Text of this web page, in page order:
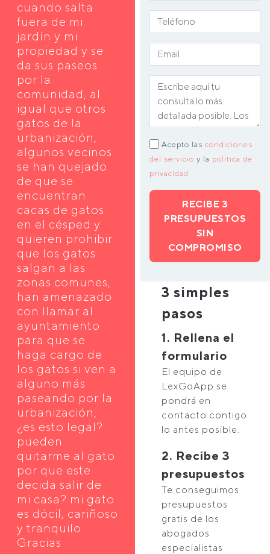
cuando salta
fuera de mi
jardín y mi
propiedad y se
da sus paseos
por la
comunidad, al
igual que otros
gatos de la
urbanización,
algunos vecinos
se han quejado
de que se
encuentran
cacas de gatos
en el césped y
quieren prohibir
que los gatos
salgan a las
zonas comunes,
han amenazado
con llamar al
ayuntamiento
para que se
haga cargo de
los gatos si ven a
alguno más
paseando por la
urbanización,
¿es esto legal?
pueden
quitarme al gato
por que este
decida salir de
mi casa? mi gato
es dócil, cariñoso
y tranquilo.
Gracias
Acepto las condiciones
del servicio y la política de
privacidad
RECIBE 3
PRESUPUESTOS
SIN
COMPROMISO
3 simples
pasos
1. Rellena el
formulario
El equipo de
LexGoApp se
pondrá en
contacto contigo
lo antes posible.
2. Recibe 3
presupuestos
Te conseguimos
presupuestos
gratis de los
abogados
especialistas